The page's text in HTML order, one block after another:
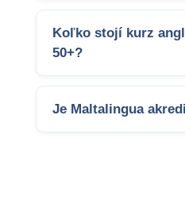
Koľko stojí kurz
50+?
Je Maltalingua